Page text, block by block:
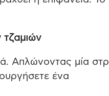
τζαμιών
Απλώνοντας μία
ένα